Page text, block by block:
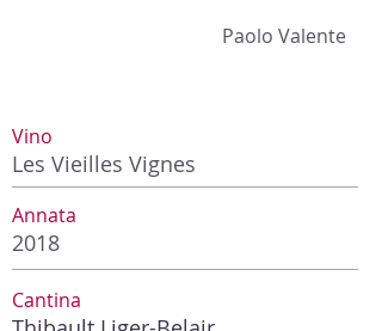
Paolo Valente
Vino
Les Vieilles Vignes
Annata
2018
Cantina